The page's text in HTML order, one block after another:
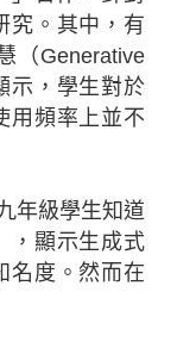
究。其中，有
（Generative
示，學生對於
用頻率上並不
級學生知道
，顯示生成式
名度。然而在